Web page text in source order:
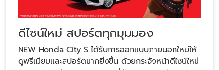
ดีไซน์ใหม่ สปอร์ตทุกมุมมอง
NEW Honda City S ได้รับการออกแบบภายนอกใหม่ให้
ดูพรีเมียมและสปอร์ตมากยิ่งขึ้น ด้วยกระจังหน้าดีไซน์ใหม่